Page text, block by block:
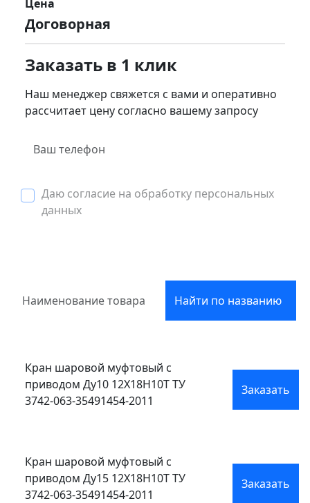
Цена
Договорная
Заказать в 1 клик
Наш менеджер свяжется с вами и оперативно
рассчитает цену согласно вашему запросу
Даю согласие на обработку персональных
данных
Найти по названию
Кран шаровой муфтовый с
приводом Ду10 12Х18Н10Т ТУ
3742-063-35491454-2011
Заказать
Кран шаровой муфтовый с
приводом Ду15 12Х18Н10Т ТУ
3742-063-35491454-2011
Заказать